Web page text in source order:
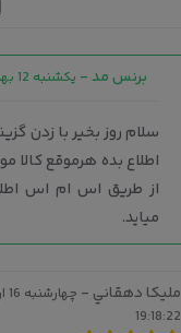
برنس مد- یکشنبه 12 بهمن 1404 - 12:00:59
سلام روز بخیر با زدن
اطلاع بده هرموقع کالا
از طریق اس ام اس
میاید.
مليكا دهقاني -
19:18:22